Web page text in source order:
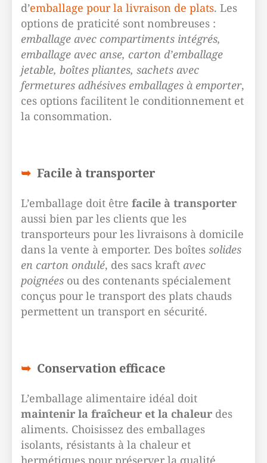
d’emballage pour la livraison de plats. Les
options de praticité sont nombreuses :
emballage avec compartiments intégrés,
emballage avec anse, carton d’emballage
jetable, boîtes pliantes, sachets avec
fermetures adhésives emballages à emporter,
ces options facilitent le conditionnement et
la consommation.
Facile à transporter
L’emballage doit être facile à transporter
aussi bien par les clients que les
transporteurs pour les livraisons à domicile
dans la vente à emporter. Des boîtes solides
en carton ondulé, des sacs kraft avec
poignées ou des contenants spécialement
conçus pour le transport des plats chauds
permettent un transport en sécurité.
Conservation efficace
L’emballage alimentaire idéal doit
maintenir la fraîcheur et la chaleur des
aliments. Choisissez des emballages
isolants, résistants à la chaleur et
hermétiques pour préserver la qualité